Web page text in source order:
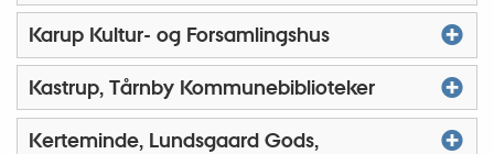
Karup Kultur- og Forsamlingshus
Kastrup, Tårnby Kommunebiblioteker
Kerteminde, Lundsgaard Gods,